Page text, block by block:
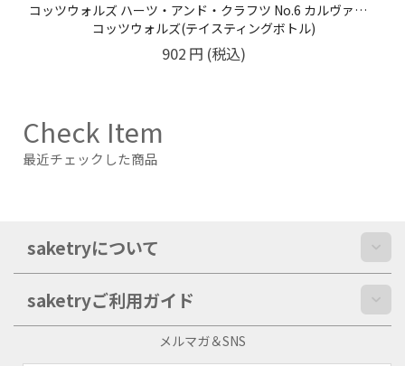
ウルフバーン ペントランド シングルモルトスコッチウイスキーリキュール 26% 20ml
ウルフバーン(テイスティングボトル)
561 円 (税込)
Check Item
最近チェックした商品
saketryについて
saketryご利用ガイド
メルマガ＆SNS